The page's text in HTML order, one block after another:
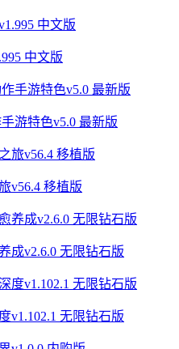
中文版
游特色v5.0 最新版
v56.4 移植版
成v2.6.0 无限钻石版
v1.102.1 无限钻石版